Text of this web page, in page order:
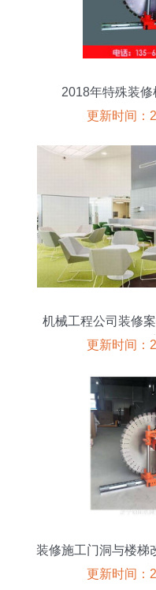
2018年特殊装
更新时间：
机械工程公司装修
间，
更新时间：
装修施工门洞与楼梯
更新时间：